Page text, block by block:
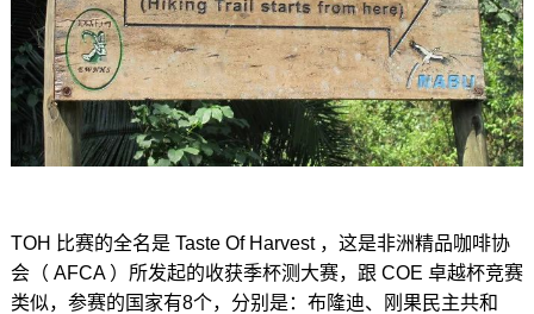
TOH 比赛的全名是 Taste Of Harvest ，这是非洲精品咖啡协
会（ AFCA ）所发起的收获季杯测大赛，跟 COE 卓越杯竞赛
类似，参赛的国家有8个，分别是：布隆迪、刚果民主共和